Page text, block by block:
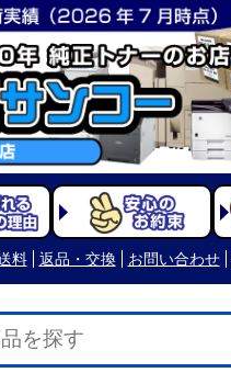
料 返品・交換 お問い合わせ